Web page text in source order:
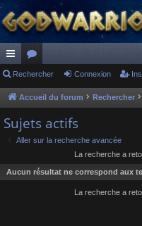
ac
co
ur
ci
or
u
s
Rechercher Connexion
Accueil du forum Rechercher
Sujets actifs
Aller sur la recherche avancée
La recherche a
Aucun résultat ne correspond aux
La recherche a